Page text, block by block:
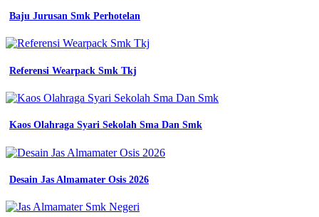
students
konveksi
jogja
baju
pramuka
lengkap
baju
wearpack
sekolah
pusat
jogja
Baju Jurusan Smk Perhotelan
Referensi Wearpack Smk Tkj
Kaos Olahraga Syari Sekolah Sma Dan Smk
Desain Jas Almamater Osis 2026